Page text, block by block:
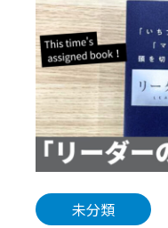
未分類